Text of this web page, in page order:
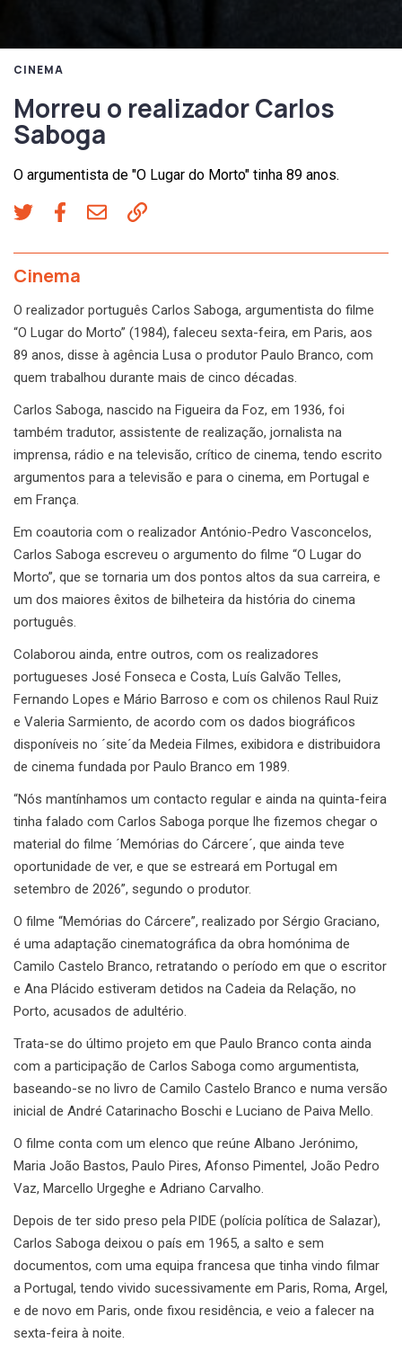
CINEMA
Morreu o realizador Carlos
Saboga
O argumentista de "O Lugar do Morto" tinha 89 anos.
Cinema
O realizador português Carlos Saboga, argumentista do filme
“O Lugar do Morto” (1984), faleceu sexta-feira, em Paris, aos
89 anos, disse à agência Lusa o produtor Paulo Branco, com
quem trabalhou durante mais de cinco décadas.
Carlos Saboga, nascido na Figueira da Foz, em 1936, foi
também tradutor, assistente de realização, jornalista na
imprensa, rádio e na televisão, crítico de cinema, tendo escrito
argumentos para a televisão e para o cinema, em Portugal e
em França.
Em coautoria com o realizador António-Pedro Vasconcelos,
Carlos Saboga escreveu o argumento do filme “O Lugar do
Morto”, que se tornaria um dos pontos altos da sua carreira, e
um dos maiores êxitos de bilheteira da história do cinema
português.
Colaborou ainda, entre outros, com os realizadores
portugueses José Fonseca e Costa, Luís Galvão Telles,
Fernando Lopes e Mário Barroso e com os chilenos Raul Ruiz
e Valeria Sarmiento, de acordo com os dados biográficos
disponíveis no ´site´da Medeia Filmes, exibidora e distribuidora
de cinema fundada por Paulo Branco em 1989.
“Nós mantínhamos um contacto regular e ainda na quinta-feira
tinha falado com Carlos Saboga porque lhe fizemos chegar o
material do filme ´Memórias do Cárcere´, que ainda teve
oportunidade de ver, e que se estreará em Portugal em
setembro de 2026”, segundo o produtor.
O filme “Memórias do Cárcere”, realizado por Sérgio Graciano,
é uma adaptação cinematográfica da obra homónima de
Camilo Castelo Branco, retratando o período em que o escritor
e Ana Plácido estiveram detidos na Cadeia da Relação, no
Porto, acusados de adultério.
Trata-se do último projeto em que Paulo Branco conta ainda
com a participação de Carlos Saboga como argumentista,
baseando-se no livro de Camilo Castelo Branco e numa versão
inicial de André Catarinacho Boschi e Luciano de Paiva Mello.
O filme conta com um elenco que reúne Albano Jerónimo,
Maria João Bastos, Paulo Pires, Afonso Pimentel, João Pedro
Vaz, Marcello Urgeghe e Adriano Carvalho.
Depois de ter sido preso pela PIDE (polícia política de Salazar),
Carlos Saboga deixou o país em 1965, a salto e sem
documentos, com uma equipa francesa que tinha vindo filmar
a Portugal, tendo vivido sucessivamente em Paris, Roma, Argel,
e de novo em Paris, onde fixou residência, e veio a falecer na
sexta-feira à noite.